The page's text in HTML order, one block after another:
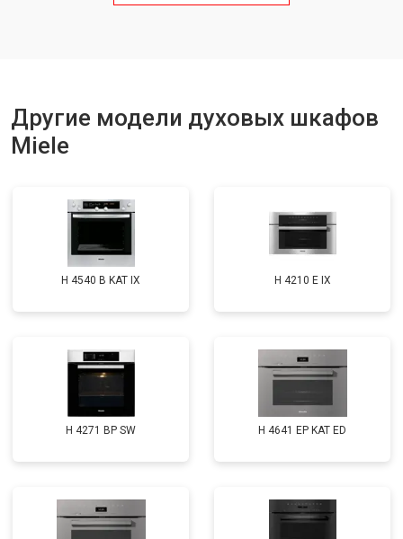
Другие модели духовых шкафов
Miele
H 4540 B KAT IX H 4210 E IX
H 4271 BP SW H 4641 EP KAT ED